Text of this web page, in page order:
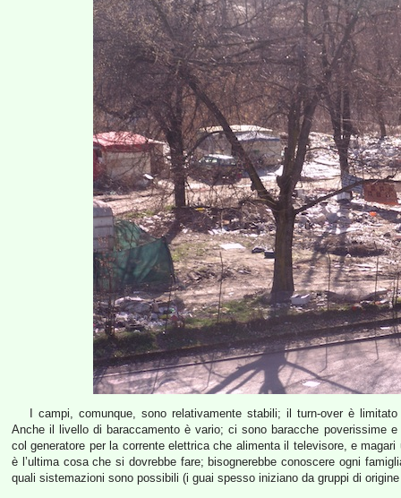
I campi, comunque, sono relativamente stabili; il turn-over è
Anche il livello di baraccamento è vario; ci sono baracche poverissime
col generatore per la corrente elettrica che alimenta il televisore, e
è l’ultima cosa che si dovrebbe fare; bisognerebbe conoscere ogni
quali sistemazioni sono possibili (i guai spesso iniziano da gruppi di